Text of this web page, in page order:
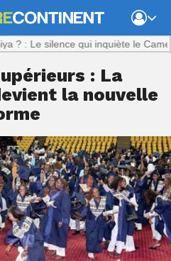
silence qui inquiète le Cameroun
: La
la nouvelle